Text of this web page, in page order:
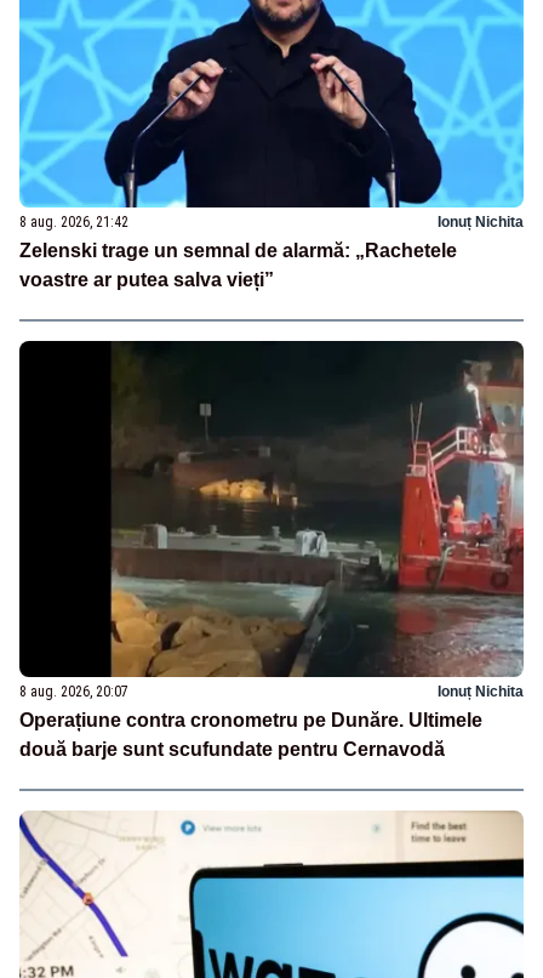
8 aug. 2026, 21:42 Ionuț Nichita
Zelenski trage un semnal de alarmă: „Rachetele
voastre ar putea salva vieți”
8 aug. 2026, 20:07 Ionuț Nichita
Operațiune contra cronometru pe Dunăre. Ultimele
două barje sunt scufundate pentru Cernavodă